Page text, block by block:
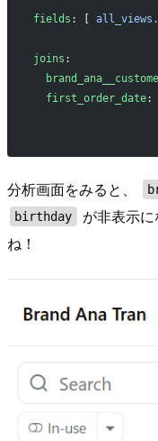
fields : [
joins :
  first_order_date
:
分析画面をみると、
birthday
が非表示
ね！